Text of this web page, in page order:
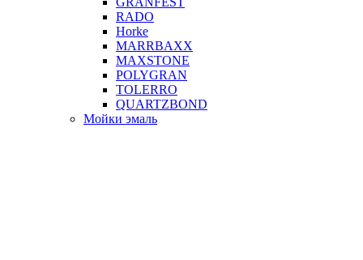
RADO
Horke
MARRBAXX
MAXSTONE
POLYGRAN
TOLERRO
QUARTZBOND
Мойки эмаль